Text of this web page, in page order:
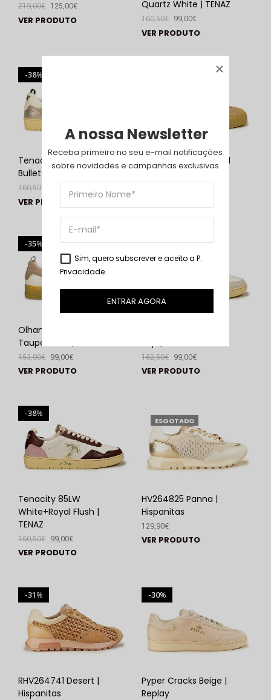
219,00€ 125,00€
VER PRODUTO
Quartz White | TENAZ
160,50€ 99,00€
VER PRODUTO
%
38
Tenacity 85LW Silver
Bullet | TENAZ
160,50€
VER PRODUTO
Olhamar 3.0SW Sand
Dune | TENAZ
%
35
Olhamar 3.0LW
Taupe Petal | TENAZ
153,00€ 99,00€
VER PRODUTO
%
39
162,50€ 99,00€
VER PRODUTO
%
38
Tenacity 85LW
White+Royal Flush |
TENAZ
160,50€ 99,00€
VER PRODUTO
ESGOTADO
HV264825 Panna |
Hispanitas
129,90€
VER PRODUTO
%
31
RHV264741 Desert |
Hispanitas
%
30
Pyper Cracks Beige |
Replay
A nossa Newsletter
Receba primeiro no seu e-mail notificações
sobre novidades e campanhas exclusivas.
Sim, quero subscrever e aceito a P.
Privacidade.
ENTRAR AGORA